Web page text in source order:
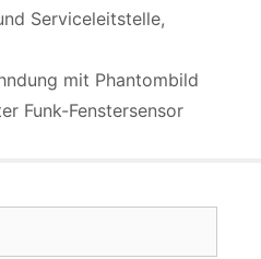
Serviceleitstelle,
mit Phantombild
Funk-Fenstersensor